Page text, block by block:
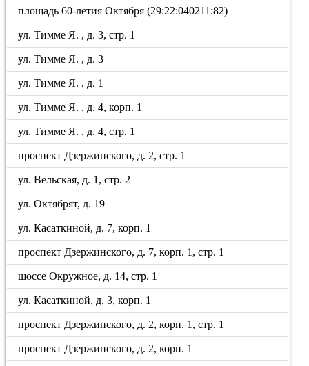
площадь 60-летия Октября (29:22:040211:82)
ул. Тимме Я. , д. 3, стр. 1
ул. Тимме Я. , д. 3
ул. Тимме Я. , д. 1
ул. Тимме Я. , д. 4, корп. 1
ул. Тимме Я. , д. 4, стр. 1
проспект Дзержинского, д. 2, стр. 1
ул. Вельская, д. 1, стр. 2
ул. Октябрят, д. 19
ул. Касаткиной, д. 7, корп. 1
проспект Дзержинского, д. 7, корп. 1, стр. 1
шоссе Окружное, д. 14, стр. 1
ул. Касаткиной, д. 3, корп. 1
проспект Дзержинского, д. 2, корп. 1, стр. 1
проспект Дзержинского, д. 2, корп. 1